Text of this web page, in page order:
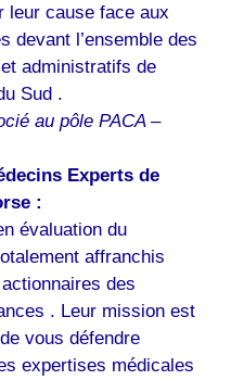
leur cause face aux
devant l’ensemble des
administratifs de
Sud .
au pôle PACA –
Experts de
:
évaluation du
affranchis
des
. Leur mission est
vous défendre
expertises médicales